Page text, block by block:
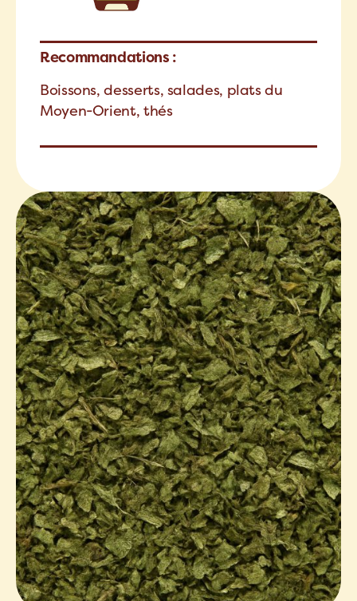
Recommandations :
Boissons, desserts, salades, plats du
Moyen-Orient, thés